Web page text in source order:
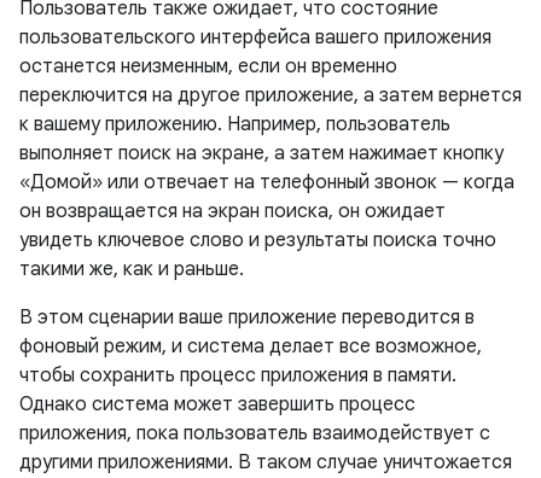
Пользователь также ожидает, что состояние
пользовательского интерфейса вашего приложения
останется неизменным, если он временно
переключится на другое приложение, а затем вернется
к вашему приложению. Например, пользователь
выполняет поиск на экране, а затем нажимает кнопку
«Домой» или отвечает на телефонный звонок — когда
он возвращается на экран поиска, он ожидает
увидеть ключевое слово и результаты поиска точно
такими же, как и раньше.
В этом сценарии ваше приложение переводится в
фоновый режим, и система делает все возможное,
чтобы сохранить процесс приложения в памяти.
Однако система может завершить процесс
приложения, пока пользователь взаимодействует с
другими приложениями. В таком случае уничтожается